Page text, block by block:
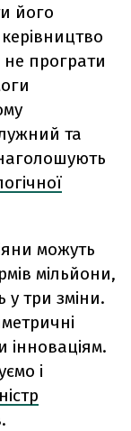
його
програти
та
можуть
мільйони,
три зміни.
інноваціям.
і